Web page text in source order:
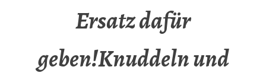
Ersatz dafür
geben!Knuddeln und